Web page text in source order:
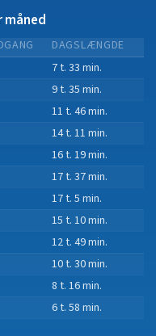
måned
DAGSLÆNGDE
7 t. 33 min.
9 t. 35 min.
11 t. 46 min.
14 t. 11 min.
16 t. 19 min.
17 t. 37 min.
17 t. 5 min.
15 t. 10 min.
12 t. 49 min.
10 t. 30 min.
8 t. 16 min.
6 t. 58 min.